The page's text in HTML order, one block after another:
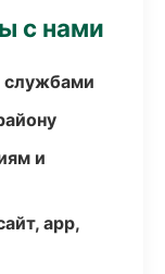
с нами
службами
и
app,